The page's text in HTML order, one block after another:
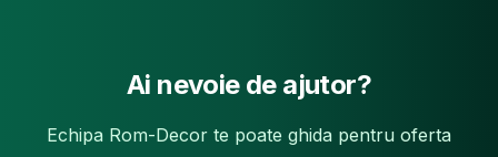
Ai nevoie de ajutor?
Echipa Rom-Decor te poate ghida pentru oferta